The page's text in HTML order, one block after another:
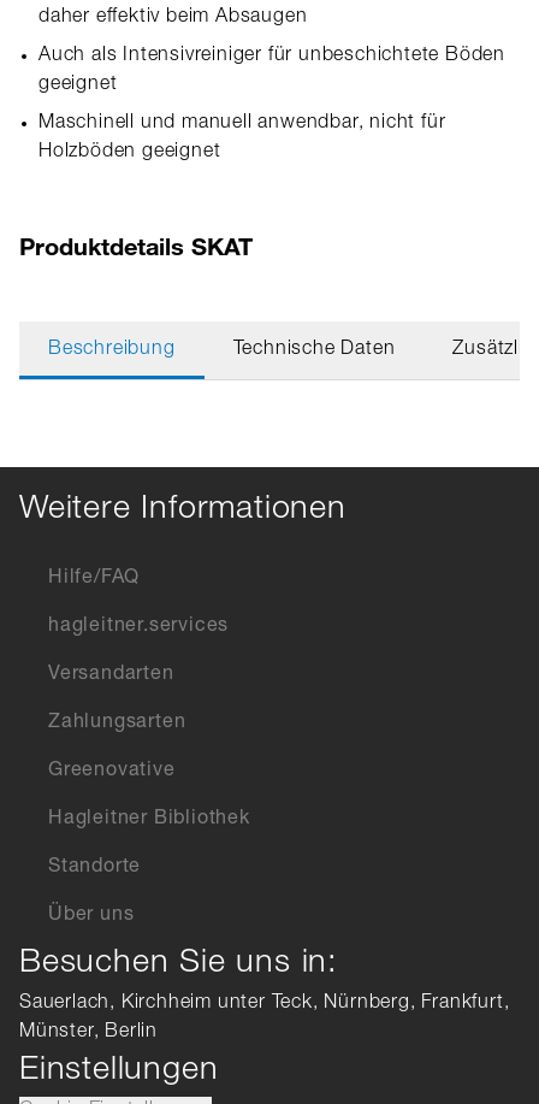
daher effektiv beim Absaugen
Auch als Intensivreiniger für unbeschichtete Böden
geeignet
Maschinell und manuell anwendbar, nicht für
Holzböden geeignet
Produktdetails SKAT
Beschreibung Technische Daten
Weitere Informationen
Hilfe/FAQ
hagleitner.services
Versandarten
Zahlungsarten
Greenovative
Hagleitner Bibliothek
Standorte
Über uns
Besuchen Sie uns in:
Sauerlach, Kirchheim unter Teck, Nürnberg, Frankfurt,
Münster, Berlin
Einstellungen